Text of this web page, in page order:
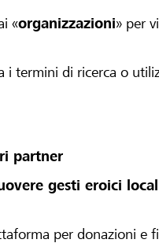
«organizzazioni» per
i termini di ricerca o
partner
gesti eroici
per donazioni e